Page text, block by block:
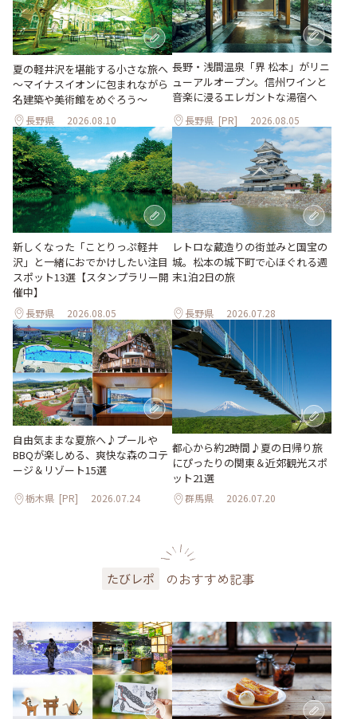
夏の軽井沢を堪能する小さな旅へ
～マイナスイオンに包まれながら
名建築や美術館をめぐろう～
長野県 2026.08.10
長野・浅間温泉「界 松本」がリニ
ューアルオープン。信州ワインと
音楽に浸るエレガントな湯宿へ
長野県 [PR] 2026.08.05
新しくなった「ことりっぷ軽井
沢」と一緒におでかけしたい注目
スポット13選【スタンプラリー開
催中】
長野県 2026.08.05
レトロな蔵造りの街並みと国宝の
城。松本の城下町で心ほぐれる週
末1泊2日の旅
長野県 2026.07.28
自由気ままな夏旅へ♪プールや
BBQが楽しめる、爽快な森のコテ
ージ＆リゾート15選
栃木県 [PR] 2026.07.24
都心から約2時間♪夏の日帰り旅
にぴったりの関東＆近郊観光スポ
ット21選
群馬県 2026.07.20
たびレポ のおすすめ記事